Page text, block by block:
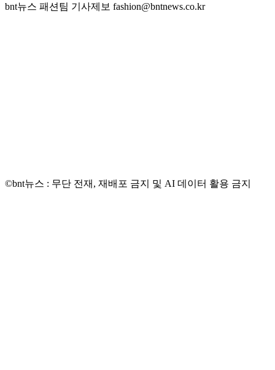
bnt뉴스 패션팀 기사제보 fashion@bntnews.co.kr
©bnt뉴스 : 무단 전재, 재배포 금지 및 AI 데이터 활용 금지